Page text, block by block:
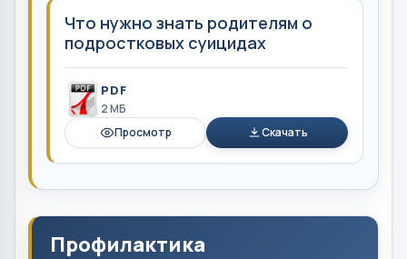
Что нужно знать родителям о
подростковых суицидах
PDF
2 MБ
Просмотр
Скачать
Профилактика